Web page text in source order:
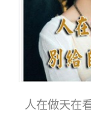
人在做天在